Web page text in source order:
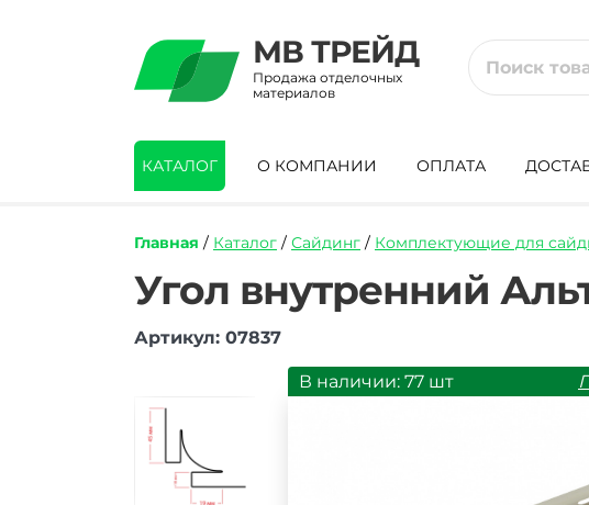
МВ ТРЕЙД
Продажа отделочных
материалов
КАТАЛОГ О КОМПАНИИ ОПЛАТА
Главная / Каталог / Сайдинг / Комплектующие для
https://mvtrade.ru/images/id/normal/ugol-
vnutrenniy-
profil-
Угол внутренний
Артикул: 07837
В наличии: 77 шт